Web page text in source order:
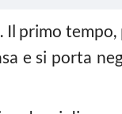
primo tempo,
e si porta